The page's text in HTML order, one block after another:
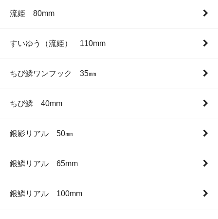
流姫 80mm
すいゆう（流姫） 110mm
ちび鱗ワンフック 35㎜
ちび鱗 40mm
銀影リアル 50㎜
銀鱗リアル 65mm
銀鱗リアル 100mm